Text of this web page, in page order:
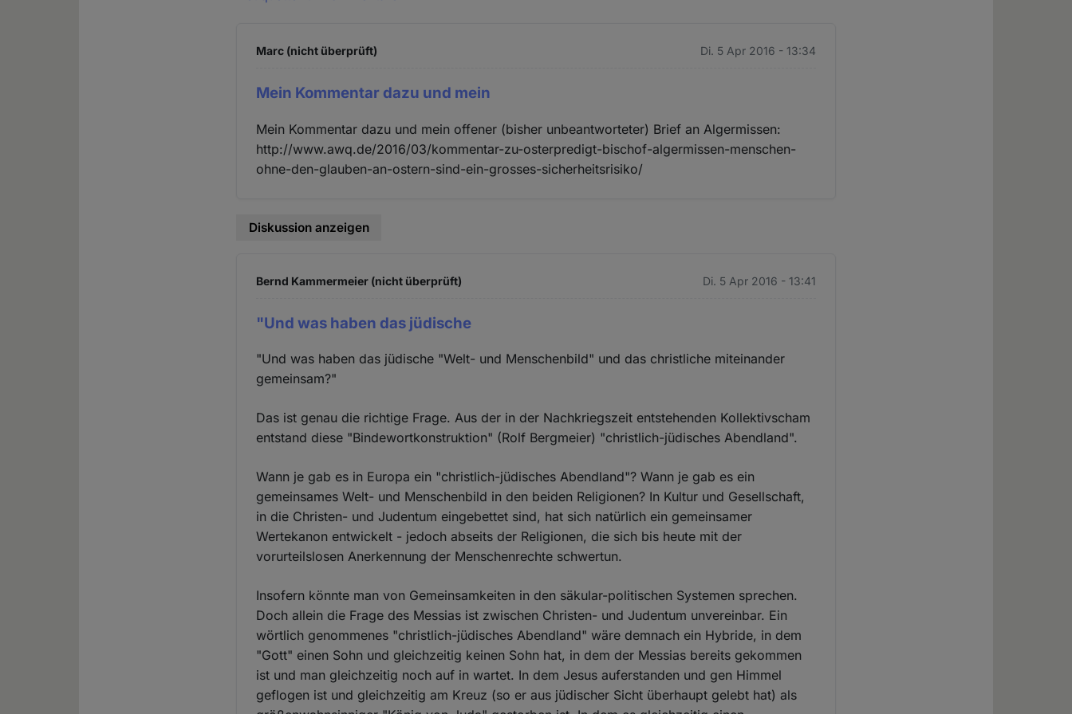
Marc (nicht überprüft) Di. 5 Apr 2016 - 13:34
Mein Kommentar dazu und mein
Mein Kommentar dazu und mein offener (bisher unbeantworteter) Brief an Algermissen:
http://www.awq.de/2016/03/kommentar-zu-osterpredigt-bischof-algermissen-menschen-
ohne-den-glauben-an-ostern-sind-ein-grosses-sicherheitsrisiko/
Diskussion anzeigen
Bernd Kammermeier (nicht überprüft) Di. 5 Apr 2016 - 13:41
"Und was haben das jüdische
"Und was haben das jüdische "Welt- und Menschenbild" und das christliche miteinander
gemeinsam?"
Das ist genau die richtige Frage. Aus der in der Nachkriegszeit entstehenden Kollektivscham
entstand diese "Bindewortkonstruktion" (Rolf Bergmeier) "christlich-jüdisches Abendland".
Wann je gab es in Europa ein "christlich-jüdisches Abendland"? Wann je gab es ein
gemeinsames Welt- und Menschenbild in den beiden Religionen? In Kultur und Gesellschaft,
in die Christen- und Judentum eingebettet sind, hat sich natürlich ein gemeinsamer
Wertekanon entwickelt - jedoch abseits der Religionen, die sich bis heute mit der
vorurteilslosen Anerkennung der Menschenrechte schwertun.
Insofern könnte man von Gemeinsamkeiten in den säkular-politischen Systemen sprechen.
Doch allein die Frage des Messias ist zwischen Christen- und Judentum unvereinbar. Ein
wörtlich genommenes "christlich-jüdisches Abendland" wäre demnach ein Hybride, in dem
"Gott" einen Sohn und gleichzeitig keinen Sohn hat, in dem der Messias bereits gekommen
ist und man gleichzeitig noch auf in wartet. In dem Jesus auferstanden und gen Himmel
geflogen ist und gleichzeitig am Kreuz (so er aus jüdischer Sicht überhaupt gelebt hat) als